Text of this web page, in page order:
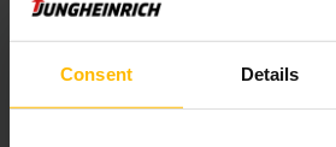
Consent Details
Best - in - class
Un des événements phares du salon
Jungheinrich.«En termes de